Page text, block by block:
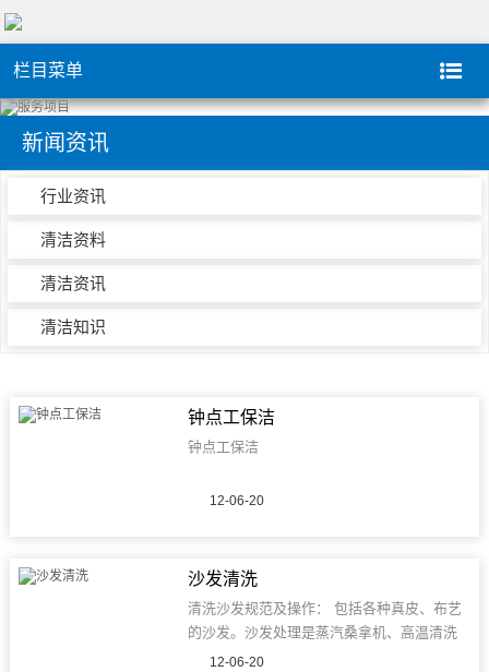
栏目菜单
新闻资讯
行业资讯
清洁资料
清洁资讯
清洁知识
钟点工保洁
钟点工保洁
12-06-20
沙发清洗
清洗沙发规范及操作： 包括各种真皮、布艺
的沙发。沙发处理是蒸汽桑拿机、高温清洗
机、吸尘吸水机,结合专用消毒、除污药剂对
12-06-20